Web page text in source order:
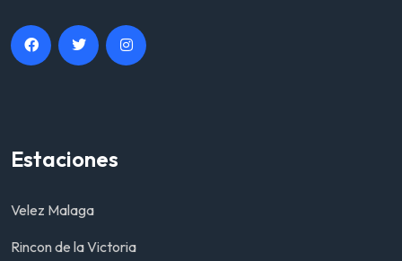
Estaciones
Velez Malaga
Rincon de la Victoria